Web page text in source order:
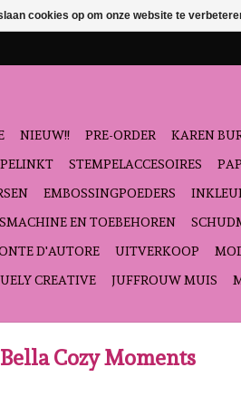
NIEUW!! PRE-ORDER KAREN
STEMPELACCESOIRES
EMBOSSINGPOEDERS
EN TOEBEHOREN
D'AUTORE
UITVERKOOP
CREATIVE
JUFFROUW MUIS
Cozy Moments
cookies op om onze website te